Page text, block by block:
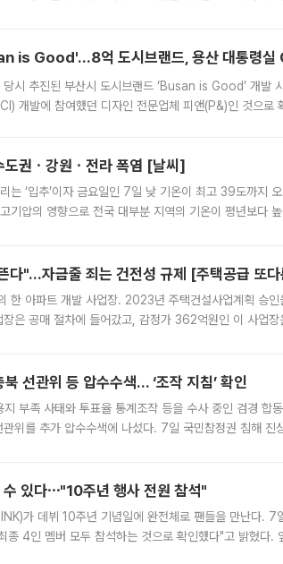
is Good'…8억 도시브랜드, 용산 대통령실
당시 추진된 부산시 도시브랜드 ‘Busan is Good’ 개발
개발에 참여했던 디자인 전문업체 피앤(P&)인 것으로
권ㆍ강원ㆍ전라 폭염 [날씨]
는 ‘입추’이자 금요일인 7일 낮 기온이 최고 39도까지
기압의 영향으로 전국 대부분 지역의 기온이 평년보다
다"…자금줄 죄는 건전성 규제 [주택공급 또
한 아파트 개발 사업장. 2023년 주택건설사업계획 승
장은 공매 절차에 들어갔고, 감정가 362억원인 이 사업
북 선관위 등 압수수색… ‘조작 지침’ 확인
부족 사태와 투표율 통계조작 등을 수사 중인 검경 합동
위를 추가 압수수색에 나섰다. 7일 국민참정권 침해 진
수 있다⋯"10주년 행사 전원 참석"
가 데뷔 10주년 기념일에 완전체로 팬들을 만난다. 7
종 4인 멤버 모두 참석하는 것으로 확인했다"고 밝혔다.